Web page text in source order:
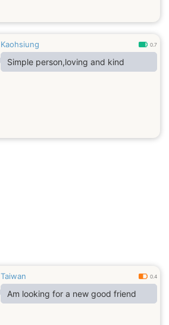
Kaohsiung 0.7
Simple person,loving and kind
Taiwan 0.4
Am looking for a new good friend